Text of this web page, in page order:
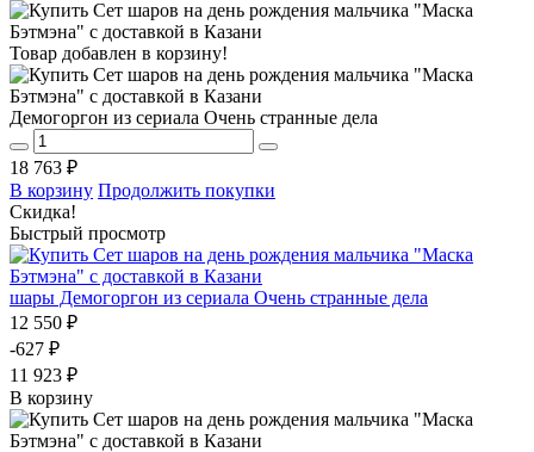
Товар добавлен в корзину!
Демогоргон из сериала Очень странные дела
18 763 ₽
В корзину Продолжить покупки
Скидка!
Быстрый просмотр
шары Демогоргон из сериала Очень странные дела
12 550 ₽
-627 ₽
11 923 ₽
В корзину